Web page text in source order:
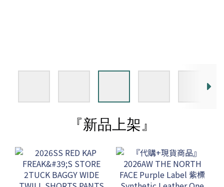
『新品上架』